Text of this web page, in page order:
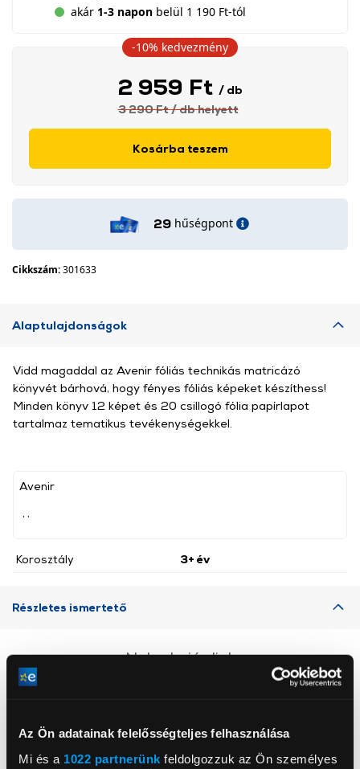
Az Ön adatainak felelősségteljes felhasználása
Mi és a 1022 partnerünk feldolgozzuk az Ön személyes
akár 1-3 napon belül 1 190 Ft-tól
2 959 Ft / db
3 290 Ft/ dbhelyett
Kosárba teszem
-10% kedvezmény
29 hűségpont
Cikkszám:301633
Alaptulajdonságok
Avenir
Korosztály 3+ év
Vidd magaddal az Avenir fóliás technikás matricázó
könyvét bárhová, hogy fényes fóliás képeket készíthess!
Minden könyv 12 képet és 20 csillogó fólia papírlapot
tartalmaz tematikus tevékenységekkel.
Részletes ismertető
Neked ajánljuk